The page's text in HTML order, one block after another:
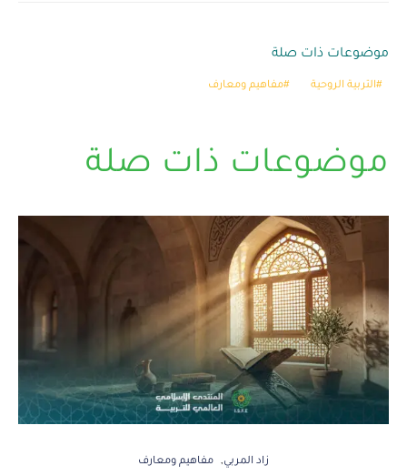
موضوعات ذات صلة
التربية الروحية مفاهيم ومعارف
موضوعات ذات صلة
زاد المربي مفاهيم ومعارف